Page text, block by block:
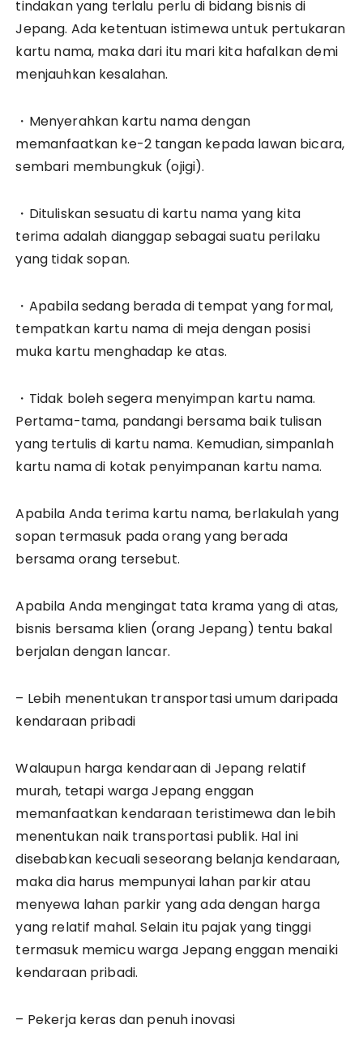
tindakan yang terlalu perlu di bidang bisnis di
Jepang. Ada ketentuan istimewa untuk pertukaran
kartu nama, maka dari itu mari kita hafalkan demi
menjauhkan kesalahan.
・Menyerahkan kartu nama dengan
memanfaatkan ke-2 tangan kepada lawan bicara,
sembari membungkuk (ojigi).
・Dituliskan sesuatu di kartu nama yang kita
terima adalah dianggap sebagai suatu perilaku
yang tidak sopan.
・Apabila sedang berada di tempat yang formal,
tempatkan kartu nama di meja dengan posisi
muka kartu menghadap ke atas.
・Tidak boleh segera menyimpan kartu nama.
Pertama-tama, pandangi bersama baik tulisan
yang tertulis di kartu nama. Kemudian, simpanlah
kartu nama di kotak penyimpanan kartu nama.
Apabila Anda terima kartu nama, berlakulah yang
sopan termasuk pada orang yang berada
bersama orang tersebut.
Apabila Anda mengingat tata krama yang di atas,
bisnis bersama klien (orang Jepang) tentu bakal
berjalan dengan lancar.
– Lebih menentukan transportasi umum daripada
kendaraan pribadi
Walaupun harga kendaraan di Jepang relatif
murah, tetapi warga Jepang enggan
memanfaatkan kendaraan teristimewa dan lebih
menentukan naik transportasi publik. Hal ini
disebabkan kecuali seseorang belanja kendaraan,
maka dia harus mempunyai lahan parkir atau
menyewa lahan parkir yang ada dengan harga
yang relatif mahal. Selain itu pajak yang tinggi
termasuk memicu warga Jepang enggan menaiki
kendaraan pribadi.
– Pekerja keras dan penuh inovasi